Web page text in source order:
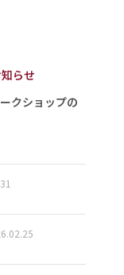
らせ
クショップの